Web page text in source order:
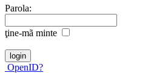
Parola:
ţine-mã minte
OpenID?